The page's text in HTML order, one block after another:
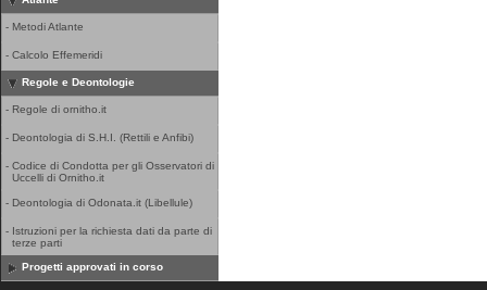
- Metodi Atlante
- Calcolo Effemeridi
Regole e Deontologie
- Regole di ornitho.it
- Deontologia di S.H.I. (Rettili e Anfibi)
- Codice di Condotta per gli Osservatori di
Uccelli di Ornitho.it
- Deontologia di Odonata.it (Libellule)
- Istruzioni per la richiesta dati da parte di
terze parti
Progetti approvati in corso